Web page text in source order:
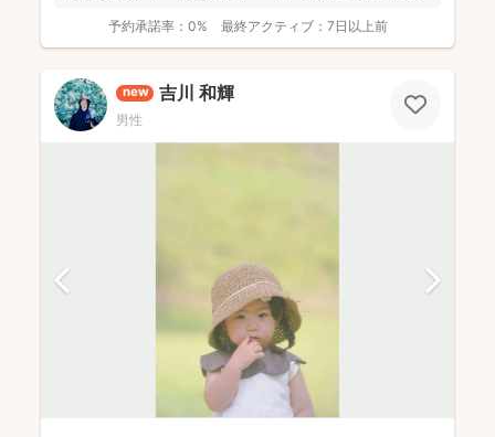
予約承諾率： 0% 最終アクティブ： 7日以上前
new 吉川 和輝
男性